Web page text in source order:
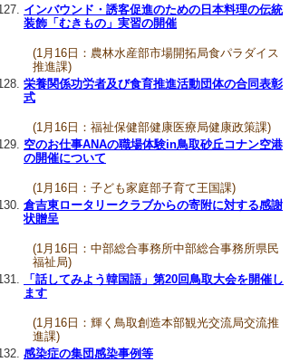
インバウンド・誘客促進のための日本料理の伝統
装飾「むきもの」実習の開催
(1月16日：農林水産部市場開拓局食パラダイス
推進課)
栄養関係功労者及び食育推進活動団体の合同表彰
式
(1月16日：福祉保健部健康医療局健康政策課)
空のお仕事ANAの職場体験in鳥取砂丘コナン空港
の開催について
(1月16日：子ども家庭部子育て王国課)
倉吉東ロータリークラブからの寄附に対する感謝
状贈呈
(1月16日：中部総合事務所中部総合事務所県民
福祉局)
「話してみよう韓国語」第20回鳥取大会を開催し
ます
(1月16日：輝く鳥取創造本部観光交流局交流推
進課)
感染症の集団感染事例等